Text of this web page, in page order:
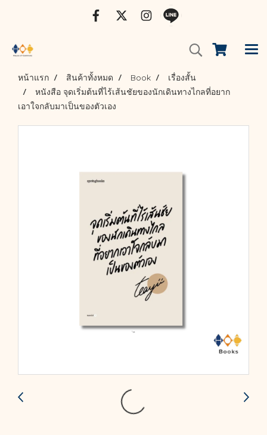
หน้าแรก สินค้าทั้งหมด Book
เรื่องสั้น
หนังสือ จุดเริ่มต้นที่ไร้เส้นชัยของนักเดินทางไกลที่อยาก
เอาใจกลับมาเป็นของตัวเอง